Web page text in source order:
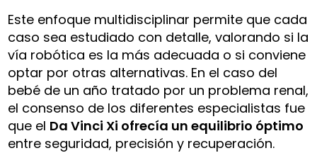
Este enfoque multidisciplinar permite que cada
caso sea estudiado con detalle, valorando si la
vía robótica es la más adecuada o si conviene
optar por otras alternativas. En el caso del
bebé de un año tratado por un problema renal,
el consenso de los diferentes especialistas fue
que el Da Vinci Xi ofrecía un equilibrio óptimo
entre seguridad, precisión y recuperación.